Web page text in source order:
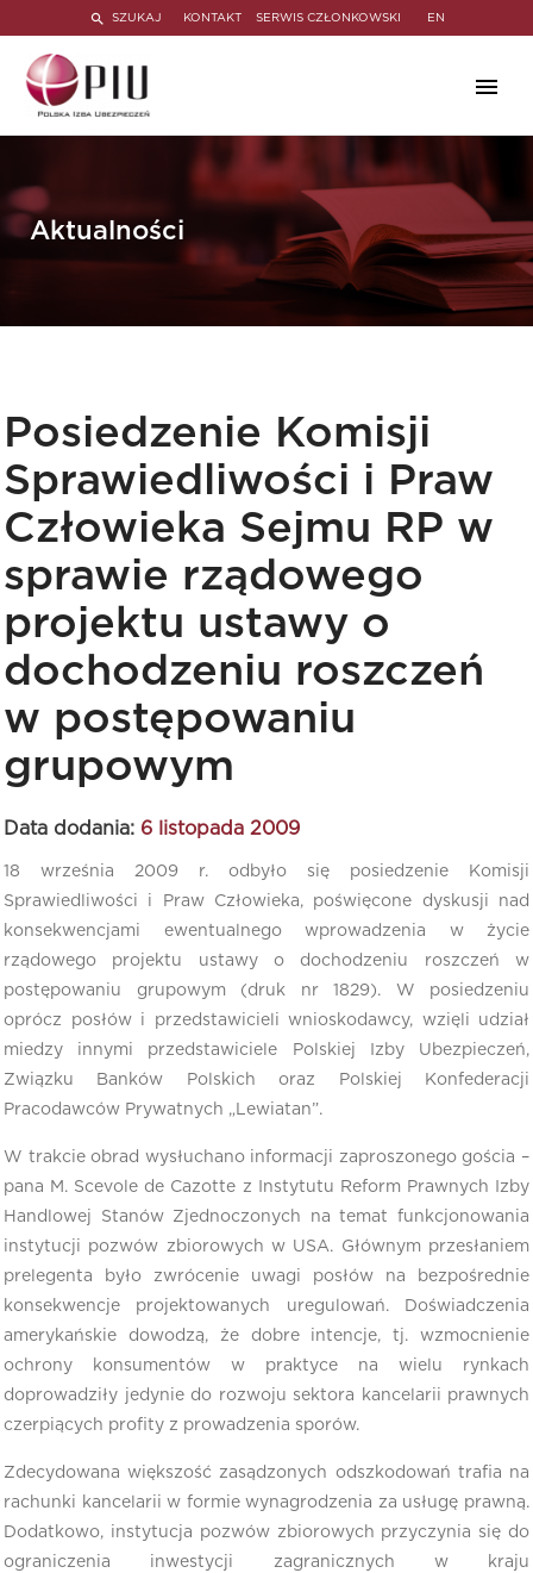
SZUKAJ KONTAKT SERWIS CZŁONKOWSKI EN
Aktualności
Posiedzenie Komisji
Sprawiedliwości i Praw
Człowieka Sejmu RP w
sprawie rządowego
projektu ustawy o
dochodzeniu roszczeń
w postępowaniu
grupowym
Data dodania: 6 listopada 2009
18 września 2009 r. odbyło się posiedzenie Komisji
Sprawiedliwości i Praw Człowieka, poświęcone dyskusji nad
konsekwencjami ewentualnego wprowadzenia w życie
rządowego projektu ustawy o dochodzeniu roszczeń w
postępowaniu grupowym (druk nr 1829). W posiedzeniu
oprócz posłów i przedstawicieli wnioskodawcy, wzięli udział
miedzy innymi przedstawiciele Polskiej Izby Ubezpieczeń,
Związku Banków Polskich oraz Polskiej Konfederacji
Pracodawców Prywatnych „Lewiatan”.
W trakcie obrad wysłuchano informacji zaproszonego gościa –
pana M. Scevole de Cazotte z Instytutu Reform Prawnych Izby
Handlowej Stanów Zjednoczonych na temat funkcjonowania
instytucji pozwów zbiorowych w USA. Głównym przesłaniem
prelegenta było zwrócenie uwagi posłów na bezpośrednie
konsekwencje projektowanych uregulowań. Doświadczenia
amerykańskie dowodzą, że dobre intencje, tj. wzmocnienie
ochrony konsumentów w praktyce na wielu rynkach
doprowadziły jedynie do rozwoju sektora kancelarii prawnych
czerpiących profity z prowadzenia sporów.
Zdecydowana większość zasądzonych odszkodowań trafia na
rachunki kancelarii w formie wynagrodzenia za usługę prawną.
Dodatkowo, instytucja pozwów zbiorowych przyczynia się do
ograniczenia inwestycji zagranicznych w kraju